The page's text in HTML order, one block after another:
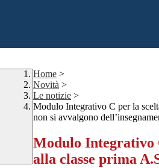
Home >
Novità >
Le notizie >
Modulo Integrativo C per la
non si avvalgono
Modulo Integrativo
alla classe prima